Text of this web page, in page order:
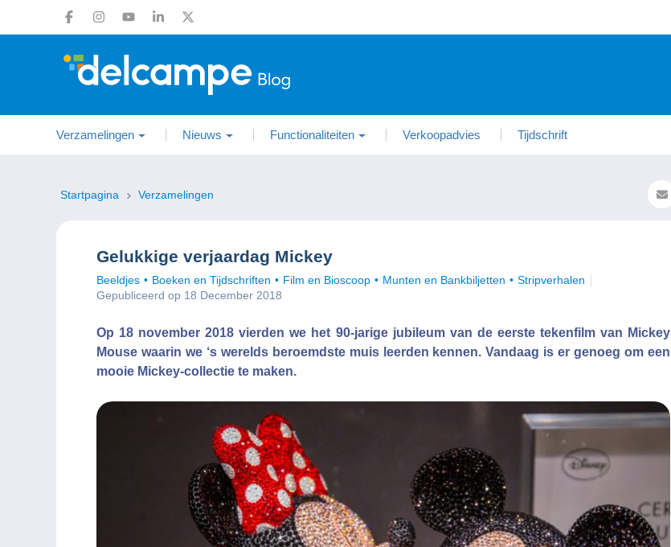
Verzamelingen Nieuws Functionaliteiten Verkoopadvies Tijdschrift
Startpagina Verzamelingen
Gelukkige verjaardag Mickey
Beeldjes Boeken en Tijdschriften Film en Bioscoop Munten en Bankbiljetten
Stripverhalen
Gepubliceerd op 18 December 2018
Op 18 november 2018 vierden we het 90-jarige jubileum van de eerste tekenfilm van Mickey
Mouse waarin we ‘s werelds beroemdste muis leerden kennen. Vandaag is er genoeg om een
mooie Mickey-collectie te maken.